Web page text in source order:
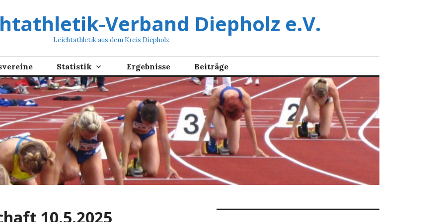
Verband Diepholz e.V.
Leichtathletik aus dem Kreis Diepholz
Statistik Ergebnisse Beiträge
10.5.2025